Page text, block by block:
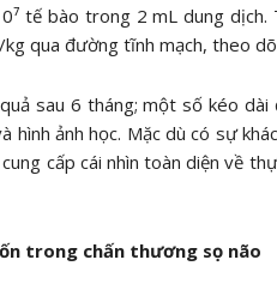
tế bào trong 2 mL dung dịch.
qua đường tĩnh mạch, theo
sau 6 tháng; một số kéo dài
hình ảnh học. Mặc dù có sự
cấp cái nhìn toàn diện về
trong chấn thương sọ não